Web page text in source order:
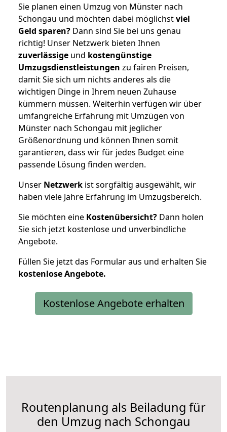
Sie planen einen Umzug von Münster nach
Schongau und möchten dabei möglichstviel
Geld sparen? Dann sind Sie bei uns genau
richtig! Unser Netzwerk bieten Ihnen
zuverlässige und kostengünstige
Umzugsdienstleistungen zu fairen Preisen,
damit Sie sich um nichts anderes als die
wichtigen Dinge in Ihrem neuen Zuhause
kümmern müssen. Weiterhin verfügen wir über
umfangreiche Erfahrung mit Umzügen von
Münster nach Schongau mit jeglicher
Größenordnung und können Ihnen somit
garantieren, dass wir für jedes Budget eine
passende Lösung finden werden.
Unser Netzwerk ist sorgfältig ausgewählt, wir
haben viele Jahre Erfahrung im Umzugsbereich.
Sie möchten eine Kostenübersicht? Dann holen
Sie sich jetzt kostenlose und unverbindliche
Angebote.
Füllen Sie jetzt das Formular aus und erhalten Sie
kostenloseAngebote.
Kostenlose Angebote erhalten
Routenplanung als Beiladung für
den Umzug nach Schongau